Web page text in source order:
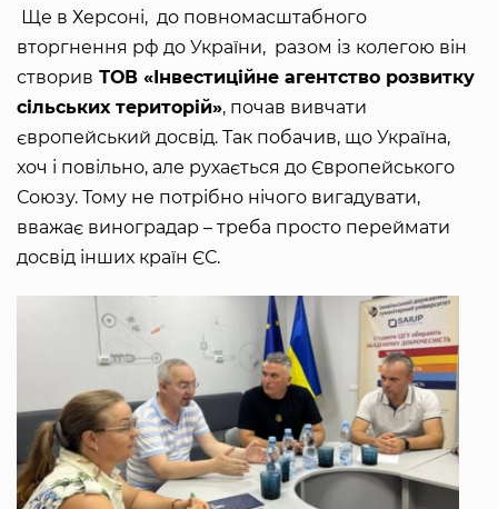
Ще в Херсоні, до повномасштабного
вторгнення рф до України, разом із колегою він
створив ТОВ «Інвестиційне агентство розвитку
сільських територій», почав вивчати
європейський досвід. Так побачив, що Україна,
хоч і повільно, але рухається до Європейського
Союзу. Тому не потрібно нічого вигадувати,
вважає виноградар – треба просто переймати
досвід інших країн ЄС.